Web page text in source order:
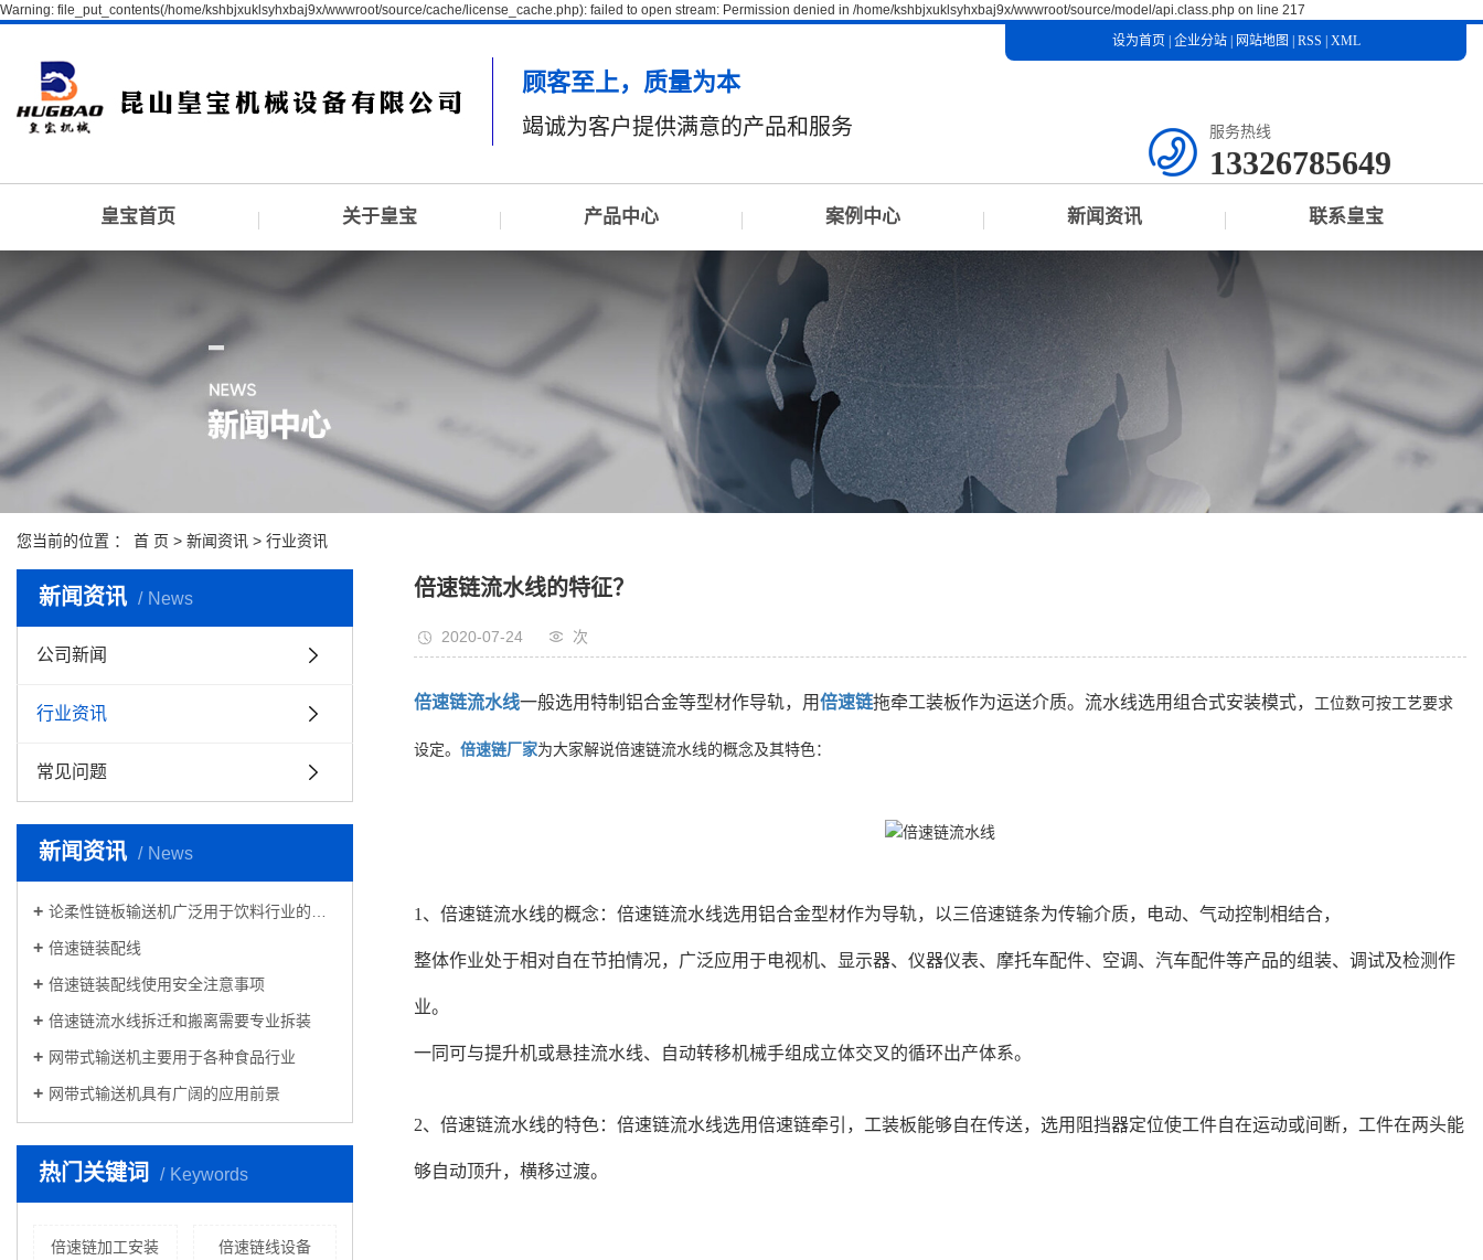
Warning: file_put_contents(/home/kshbjxuklsyhxbaj9x/wwwroot/source/cache/license_cache.php): failed to open stream: Permission denied in /home/kshbjxuklsyhxbaj9x/wwwroot/source/model/api.class.php on line 217
顾客至上，质量为本
竭诚为客户提供满意的产品和服务
设为首页 企业分站| 网站地图 RSS XML
服务热线
13326785649
皇宝首页 关于皇宝 产品中心 案例中心 新闻资讯 联系皇宝
您当前的位置 ： 首 页 > 新闻资讯 > 行业资讯
新闻资讯 News
公司新闻
行业资讯
常见问题
新闻资讯 News
论柔性链板输送机广泛用于饮料行业的必然趋势
倍速链装配线
倍速链装配线使用安全注意事项
倍速链流水线拆迁和搬离需要专业拆装
网带式输送机主要用于各种食品行业
网带式输送机具有广阔的应用前景
热门关键词 Keywords
倍速链加工安装 倍速链线设备
倍速链流水线的特征？
2020-07-24 次
倍速链流水线一般选用特制铝合金等型材作导轨，用倍速链拖牵工装板作为运送介质。流水线选用组合式安装模式， 工位数可按工艺要求
设定。 倍速链厂家为大家解说倍速链流水线的概念及其特色：
1、倍速链流水线的概念：倍速链流水线选用铝合金型材作为导轨，以三倍速链条为传输介质，电动、气动控制相结合，
整体作业处于相对自在节拍情况，广泛应用于电视机、显示器、仪器仪表、摩托车配件、空调、汽车配件等产品的组装、调试及检测作
业。
一同可与提升机或悬挂流水线、自动转移机械手组成立体交叉的循环出产体系。
2、倍速链流水线的特色：倍速链流水线选用倍速链牵引，工装板能够自在传送，选用阻挡器定位使工件自在运动或间断，工件在两头能
够自动顶升，横移过渡。